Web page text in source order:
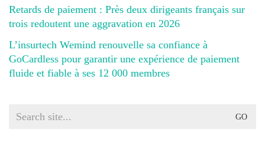
Retards de paiement : Près deux dirigeants français sur
trois redoutent une aggravation en 2026
L’insurtech Wemind renouvelle sa confiance à
GoCardless pour garantir une expérience de paiement
fluide et fiable à ses 12 000 membres
Search